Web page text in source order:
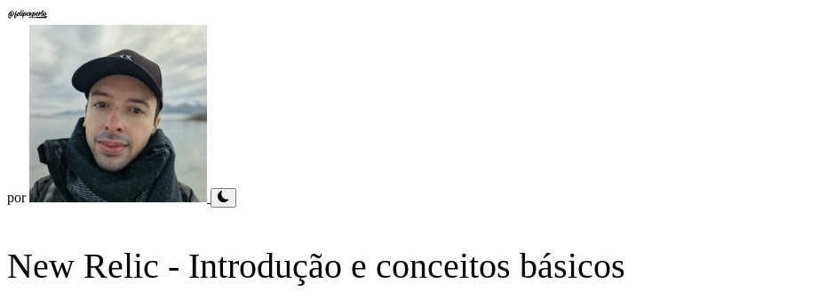
por
New Relic - Introdução e conceitos básicos